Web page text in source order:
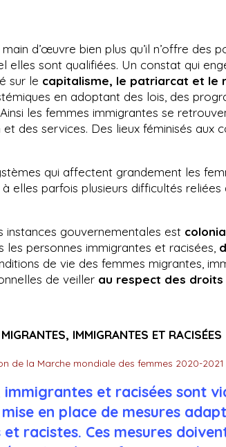
d’œuvre bien plus qu’il n’offre des
elles sont qualifiées. Un constat qui
sur le capitalisme, le patriarcat et le
en adoptant des lois, des
les femmes immigrantes se
des services. Des lieux féminisés aux
qui affectent grandement les
elles parfois plusieurs difficultés reliées
instances gouvernementales est
personnes immigrantes et racisées,
de vie des femmes migrantes,
de veiller au respect des
IMMIGRANTES ET RACISÉES
de la Marche mondiale des femmes 2020-2021
immigrantes et racisées sont
en place de mesures
racistes. Ces mesures